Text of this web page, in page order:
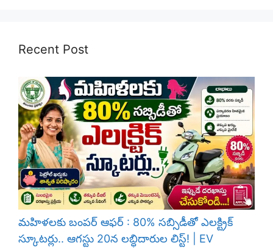
Recent Post
మహిళలకు బంపర్ ఆఫర్ : 80% సబ్సిడీతో ఎలక్ట్రిక్
స్కూటర్లు.. ఆగస్టు 20న లబ్ధిదారుల లిస్ట్! | EV